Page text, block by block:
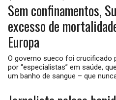
Sem confinamentos,
excesso de
Europa
O governo sueco foi crucificado
por “especialistas” em saúde,
um banho de sangue – que